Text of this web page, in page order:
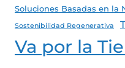
Soluciones Basadas en la
Sostenibilidad Regenerativa
Va por la